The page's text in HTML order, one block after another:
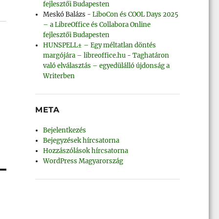
fejlesztői Budapesten
Meskó Balázs -LiboCon és COOL Days 2025
– a LibreOffice és Collabora Online
fejlesztői Budapesten
HUNSPELL± – Egy méltatlan döntés
margójára – libreoffice.hu -Taghatáron
való elválasztás – egyedülálló újdonság a
Writerben
META
Bejelentkezés
Bejegyzések hírcsatorna
Hozzászólások hírcsatorna
WordPress Magyarország